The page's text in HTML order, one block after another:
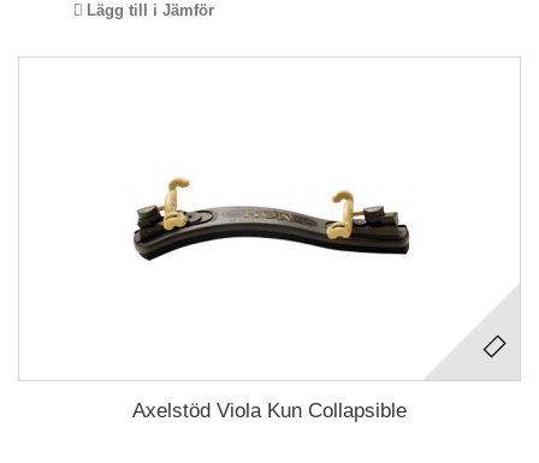
Lägg till i Jämför
Axelstöd Viola Kun Collapsible